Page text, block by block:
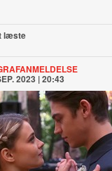
læste
2023 | 20:43